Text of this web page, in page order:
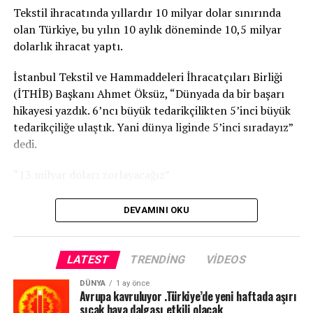
olan yaklaşık 1.5 milyar TL. borcu hükümet tarafından
üstlenilerek silinmişti.
EDECEK Mİ?
Hükümet DAÜ’nün tüm borçlarını üstlenip bataktan
kurtardığı hade; Rektör Hasan Kılıç’ın kötü yönetimiyle
üniversitenin içinden çıkılamaz batağa sürükleneceği ve
Nazım Çavuşoğlu’nun DAÜ içerisinde ki bu keyfi duruma
ne vakit müdahale edeceği merakla bekleniyor.
Tekstil ihracatında yıllardır 10 milyar dolar sınırında
olan Türkiye, bu yılın 10 aylık döneminde 10,5 milyar
dolarlık ihracat yaptı.
İstanbul Tekstil ve Hammaddeleri İhracatçıları Birliği
(İTHİB) Başkanı Ahmet Öksüz, “Dünyada da bir başarı
hikayesi yazdık. 6’ncı büyük tedarikçilikten 5’inci büyük
tedarikçiliğe ulaştık. Yani dünya liginde 5’inci sıradayız”
dedi.
Ahmet Öksüz, “Yıl sonunda da inşallah 13 milyar doları
zorlayacağız. Zaten hazır giyim sektörüyle birlikte 30
milyar doları geçeceğiz. Ana pazarımızdaki pazar
payımız yüzde 14’lerden 17’lere çıkarttık” dedi.
TRT
DEVAMINI OKU
LATEST TRENDING VIDEOS
DÜNYA 1 ay önce
Avrupa kavruluyor .Türkiye’de yeni haftada aşırı